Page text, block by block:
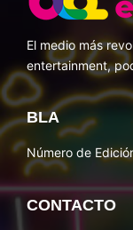
El medio más
entertainment,
BLA
Número de
CONTACTO